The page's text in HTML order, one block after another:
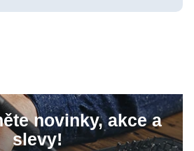
novinky, akce a
slevy!